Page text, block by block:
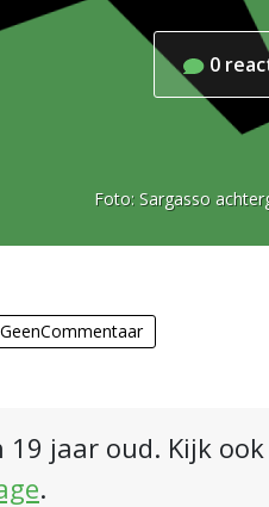
0
Foto: Sargasso
GeenCommentaar
19 jaar oud. Kijk
.